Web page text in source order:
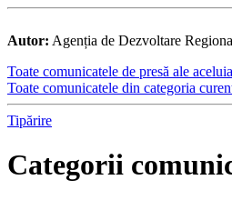
Autor: Agenția de Dezvoltare
Toate comunicatele de presă ale
Toate comunicatele din categoria
Tipărire
Categorii